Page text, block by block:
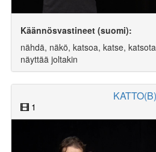
Käännösvastineet (suomi):
nähdä, näkö, katsoa, katse,
näyttää joltakin
KATTO(B)
1